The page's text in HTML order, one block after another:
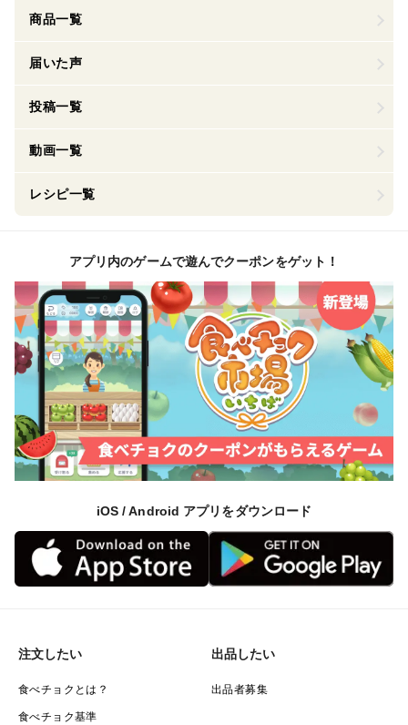
商品一覧
届いた声
投稿一覧
動画一覧
レシピ一覧
アプリ内のゲームで遊んでクーポンをゲット！
iOS / Android アプリをダウンロード
注文したい
食べチョクとは？
食べチョク基準
出品したい
出品者募集